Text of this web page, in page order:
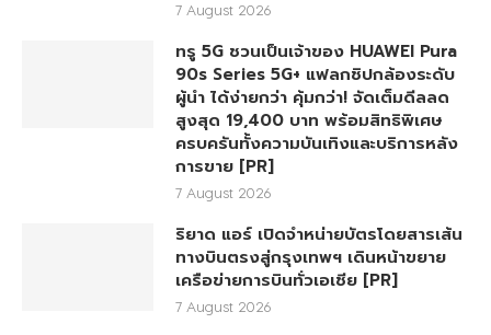
7 August 2026
ทรู 5G ชวนเป็นเจ้าของ HUAWEI Pura
90s Series 5G+ แฟลกชิปกล้องระดับ
ผู้นำ ได้ง่ายกว่า คุ้มกว่า! จัดเต็มดีลลด
สูงสุด 19,400 บาท พร้อมสิทธิพิเศษ
ครบครันทั้งความบันเทิงและบริการหลัง
การขาย [PR]
7 August 2026
ริยาด แอร์ เปิดจำหน่ายบัตรโดยสารเส้น
ทางบินตรงสู่กรุงเทพฯ เดินหน้าขยาย
เครือข่ายการบินทั่วเอเชีย [PR]
7 August 2026